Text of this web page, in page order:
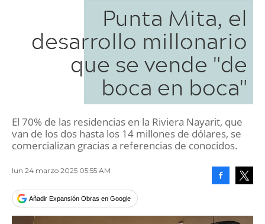
Punta Mita, el
desarrollo millonario
que se vende "de
boca en boca"
El 70% de las residencias en la Riviera Nayarit, que
van de los dos hasta los 14 millones de dólares, se
comercializan gracias a referencias de conocidos.
lun 24 marzo 2025 05:55 AM
Añadir Expansión Obras en Google